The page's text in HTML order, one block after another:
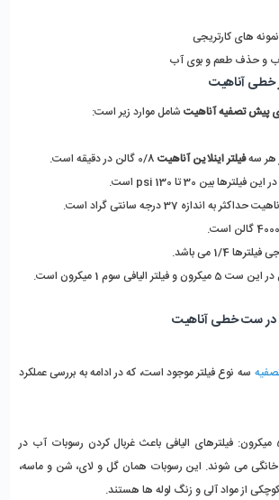
های کارتریجی
و حذف طعم و بوی آب
خطی آناهیت
پیش تصفیه آناهیت شامل موارد زیر است:
فیلتر اینلاین آناهیت
در ست خطی آناهیت
سه نوع فیلتر موجود است، که در ادامه به بررسی عملکرد
1- فیلتر الیافی با دقت 5 میکرون: فیلترهای الیافی باعث غربال کردن رسوبات آب در
می شوند. این رسوبات همان گل و لای، شن و ماسه،
از مواد آلی و زنگ لوله ها هستند.